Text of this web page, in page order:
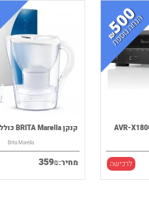
קנקן BRITA Marella כולל 12 מסנני...
Brita Marella
מחיר: 359₪ לרכישה